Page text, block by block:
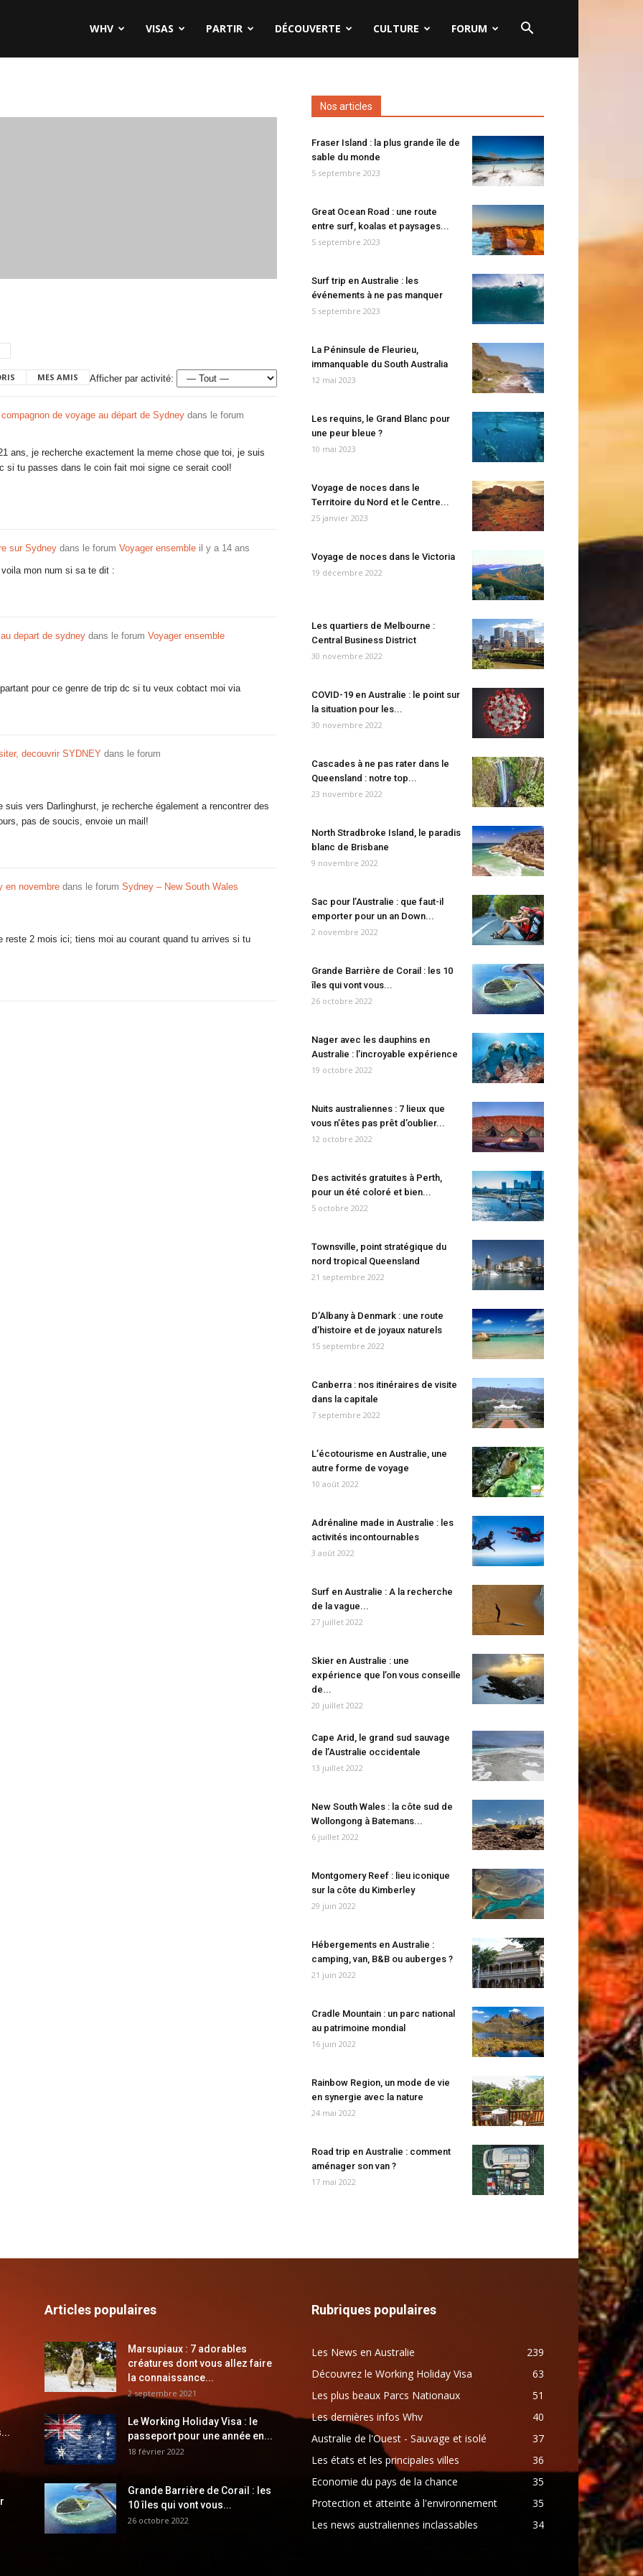
WHV VISAS PARTIR DÉCOUVERTE CULTURE FORUM
MES AMIS Afficher par activité:
de voyage au départ de Sydney dans le forum
ans, je recherche exactement la meme chose que toi, je suis
si tu passes dans le coin fait moi signe ce serait cool!
sur Sydney dans le forum Voyager ensemble il y a 14 ans
mon num si sa te dit :
depart de sydney dans le forum Voyager ensemble
pour ce genre de trip dc si tu veux cobtact moi via
decouvrir SYDNEY dans le forum
vers Darlinghurst, je recherche également a rencontrer des
pas de soucis, envoie un mail!
en novembre dans le forum Sydney – New South Wales
2 mois ici; tiens moi au courant quand tu arrives si tu
Nos articles
Fraser Island : la plus grande île de
sable du monde
5 septembre 2023
Great Ocean Road : une route
entre surf, koalas et paysages...
5 septembre 2023
Surf trip en Australie : les
événements à ne pas manquer
5 septembre 2023
La Péninsule de Fleurieu,
immanquable du South Australia
12 mai 2023
Les requins, le Grand Blanc pour
une peur bleue ?
10 mai 2023
Voyage de noces dans le
Territoire du Nord et le Centre...
25 janvier 2023
Voyage de noces dans le Victoria
19 décembre 2022
Les quartiers de Melbourne :
Central Business District
30 novembre 2022
COVID-19 en Australie : le point sur
la situation pour les...
30 novembre 2022
Cascades à ne pas rater dans le
Queensland : notre top...
23 novembre 2022
North Stradbroke Island, le paradis
blanc de Brisbane
9 novembre 2022
Sac pour l’Australie : que faut-il
emporter pour un an Down...
2 novembre 2022
Grande Barrière de Corail : les 10
îles qui vont vous...
26 octobre 2022
Nager avec les dauphins en
Australie : l’incroyable expérience
19 octobre 2022
Nuits australiennes : 7 lieux que
vous n’êtes pas prêt d’oublier...
12 octobre 2022
Des activités gratuites à Perth,
pour un été coloré et bien...
5 octobre 2022
Townsville, point stratégique du
nord tropical Queensland
21 septembre 2022
D’Albany à Denmark : une route
d’histoire et de joyaux naturels
15 septembre 2022
Canberra : nos itinéraires de visite
dans la capitale
7 septembre 2022
L’écotourisme en Australie, une
autre forme de voyage
10 août 2022
Adrénaline made in Australie : les
activités incontournables
3 août 2022
Surf en Australie : A la recherche
de la vague...
27 juillet 2022
Skier en Australie : une
expérience que l’on vous conseille
de...
20 juillet 2022
Cape Arid, le grand sud sauvage
de l’Australie occidentale
13 juillet 2022
New South Wales : la côte sud de
Wollongong à Batemans...
6 juillet 2022
Montgomery Reef : lieu iconique
sur la côte du Kimberley
29 juin 2022
Hébergements en Australie :
camping, van, B&B ou auberges ?
21 juin 2022
Cradle Mountain : un parc national
au patrimoine mondial
16 juin 2022
Rainbow Region, un mode de vie
en synergie avec la nature
24 mai 2022
Road trip en Australie : comment
aménager son van ?
17 mai 2022
Articles populaires
Marsupiaux : 7 adorables
créatures dont vous allez faire
la connaissance...
2 septembre 2021
Le Working Holiday Visa : le
passeport pour une année en...
18 février 2022
Grande Barrière de Corail : les
10 îles qui vont vous...
26 octobre 2022
Rubriques populaires
Les News en Australie
239
Découvrez le Working Holiday Visa
63
Les plus beaux Parcs Nationaux
51
Les dernières infos Whv
40
Australie de l'Ouest - Sauvage et isolé
37
Les états et les principales villes
36
Economie du pays de la chance
35
Protection et atteinte à l'environnement
35
Les news australiennes inclassables
34